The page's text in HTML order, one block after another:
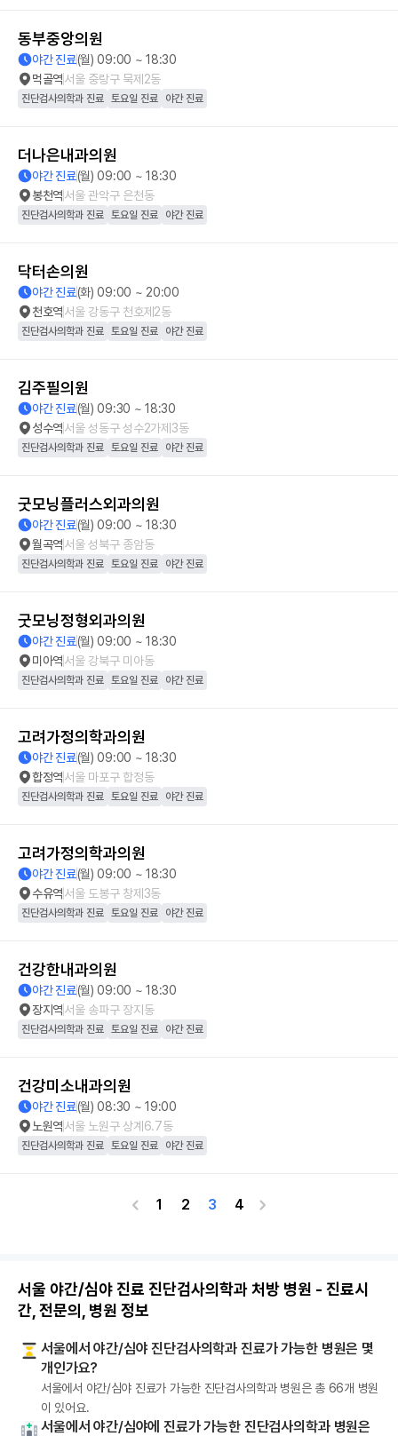
동부중앙의원
야간 진료(월) 09:00 ~ 18:30
먹골역서울 중랑구 묵제2동
진단검사의학과 진료 토요일 진료 야간 진료
더나은내과의원
야간 진료(월) 09:00 ~ 18:30
봉천역서울 관악구 은천동
진단검사의학과 진료 토요일 진료 야간 진료
닥터손의원
야간 진료(화) 09:00 ~ 20:00
천호역서울 강동구 천호제2동
진단검사의학과 진료 토요일 진료 야간 진료
김주필의원
야간 진료(월) 09:30 ~ 18:30
성수역서울 성동구 성수2가제3동
진단검사의학과 진료 토요일 진료 야간 진료
굿모닝플러스외과의원
야간 진료(월) 09:00 ~ 18:30
월곡역서울 성북구 종암동
진단검사의학과 진료 토요일 진료 야간 진료
굿모닝정형외과의원
야간 진료(월) 09:00 ~ 18:30
미아역서울 강북구 미아동
진단검사의학과 진료 토요일 진료 야간 진료
고려가정의학과의원
야간 진료(월) 09:00 ~ 18:30
합정역서울 마포구 합정동
진단검사의학과 진료 토요일 진료 야간 진료
고려가정의학과의원
야간 진료(월) 09:00 ~ 18:30
수유역서울 도봉구 창제3동
진단검사의학과 진료 토요일 진료 야간 진료
건강한내과의원
야간 진료(월) 09:00 ~ 18:30
장지역서울 송파구 장지동
진단검사의학과 진료 토요일 진료 야간 진료
건강미소내과의원
야간 진료(월) 08:30 ~ 19:00
노원역서울 노원구 상계6.7동
진단검사의학과 진료 토요일 진료 야간 진료
1 2 3 4
서울 야간/심야 진료 진단검사의학과 처방 병원 - 진료시
간, 전문의, 병원 정보
서울에서 야간/심야 진단검사의학과 진료가 가능한 병원은 몇
개인가요?
서울에서 야간/심야 진료가 가능한 진단검사의학과 병원은 총 66개 병원
이 있어요.
서울에서 야간/심야에 진료가 가능한 진단검사의학과 병원은